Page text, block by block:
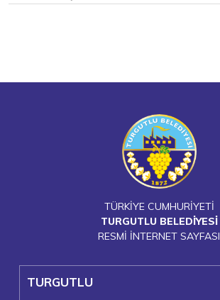
TÜRKİYE CUMHURİYETİ
TURGUTLU BELEDİYESİ
RESMİ İNTERNET SAYFASI
TURGUTLU